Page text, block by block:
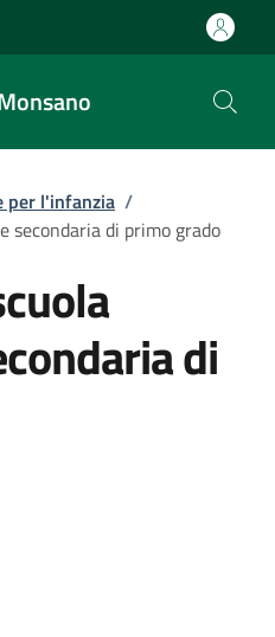
per l'infanzia /
secondaria di primo grado
di